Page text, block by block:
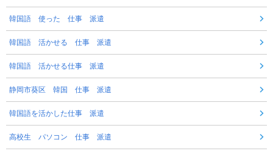
韓国語 使った 仕事 派遣
韓国語 活かせる 仕事 派遣
韓国語 活かせる仕事 派遣
静岡市葵区 韓国 仕事 派遣
韓国語を活かした仕事 派遣
高校生 パソコン 仕事 派遣